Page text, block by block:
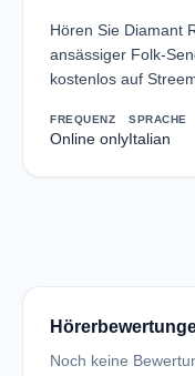
Hören Sie Diamant
ansässiger Folk-
kostenlos auf
FREQUENZ
Online only
SPRACHE
Italian
Noch keine